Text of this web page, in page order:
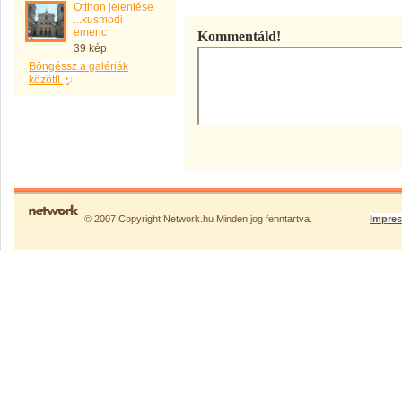
Otthon jelentése
...kusmodi
emeric
39 kép
Böngéssz a galériák
között!
Kommentáld!
© 2007 Copyright Network.hu Minden jog fenntartva.